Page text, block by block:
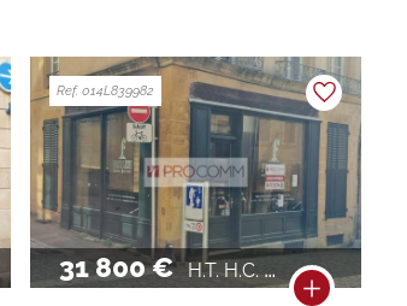
31 800 € H.T. H.C. / AN
Ref. 014L839982